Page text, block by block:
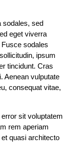
sodales, sed
eget viverra
sodales
ipsum
tincidunt. Cras
Aenean vulputate
consequat vitae,
sit voluptatem
rem aperiam
quasi architecto